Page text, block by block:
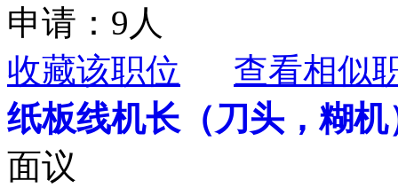
申请：9人
收藏该职位
查看相似
纸板线机长（刀头，糊机
面议